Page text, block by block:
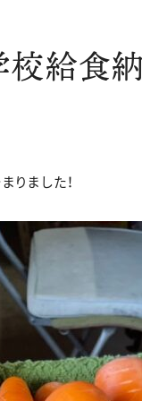
校給
りました！